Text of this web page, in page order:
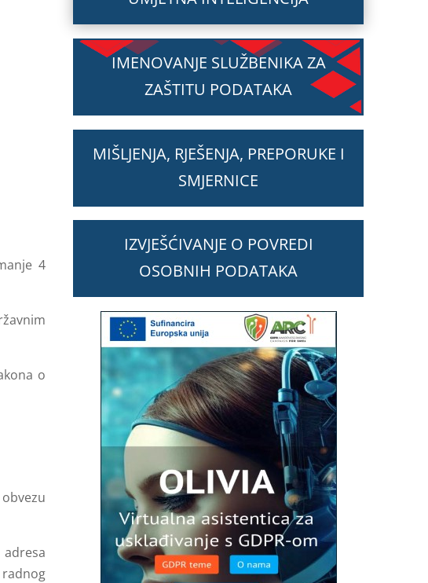
4
o
IMENOVANJE SLUŽBENIKA ZA
ZAŠTITU PODATAKA
MIŠLJENJA, RJEŠENJA, PREPORUKE I
SMJERNICE
IZVJEŠĆIVANJE O POVREDI
OSOBNIH PODATAKA